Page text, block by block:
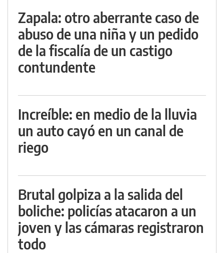
Zapala: otro aberrante caso de
abuso de una niña y un pedido
de la fiscalía de un castigo
contundente
Increíble: en medio de la lluvia
un auto cayó en un canal de
riego
Brutal golpiza a la salida del
boliche: policías atacaron a un
joven y las cámaras registraron
todo